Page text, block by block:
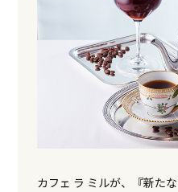
カフェ ラ ミルが、『新た